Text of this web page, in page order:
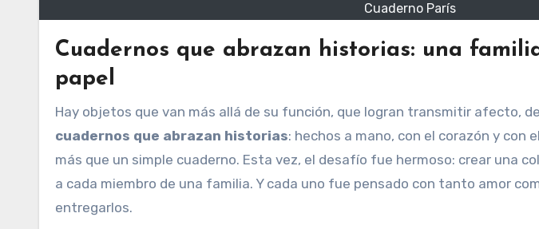
Cuaderno París
Cuadernos que abrazan historias: una
papel
Hay objetos que van más allá de su función, que logran transmitir afecto,
cuadernos que abrazan historias: hechos a mano, con el corazón y con
más que un simple cuaderno. Esta vez, el desafío fue hermoso: crear una
a cada miembro de una familia. Y cada uno fue pensado con tanto amor
entregarlos.